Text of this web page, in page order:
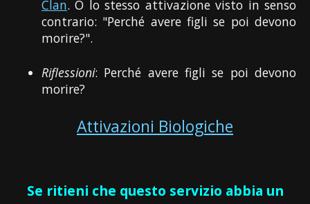
Clan. O lo stesso attivazione visto in senso
contrario: "Perché avere figli se poi devono
morire?".
Riflessioni: Perché avere figli se poi devono
morire?
Attivazioni Biologiche
Se ritieni che questo servizio abbia un